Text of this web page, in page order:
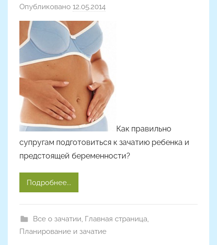
Опубликовано 12.05.2014
о
м
Как правильно
супругам подготовиться к зачатию ребенка и
предстоящей беременности?
Подробнее...
Все о зачатии, Главная страница,
Планирование и зачатие